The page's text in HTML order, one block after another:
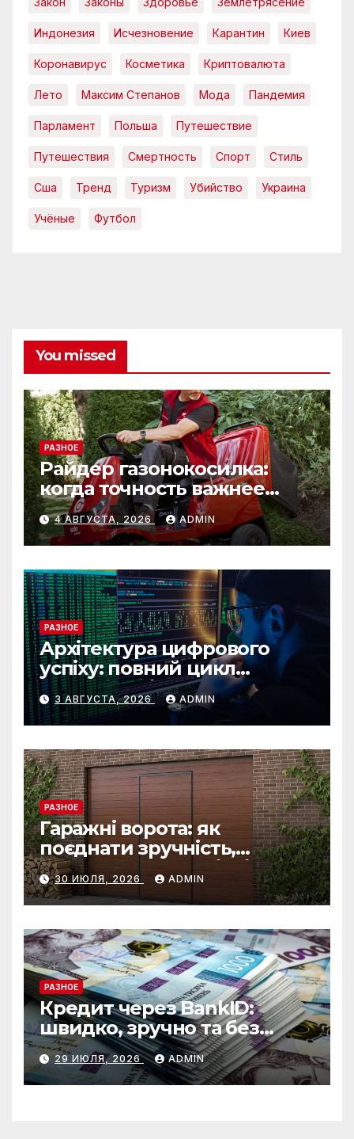
Индонезия Исчезновение Карантин Киев
Коронавирус Косметика Криптовалюта
Лето Максим Степанов Мода Пандемия
Парламент Польша Путешествие
Путешествия Смертность Спорт Стиль
Сша Тренд Туризм Убийство Украина
Учёные Футбол
You missed
РАЗНОЕ
Райдер газонокосилка:
когда точность важнее
скорости
4 АВГУСТА, 2026 ADMIN
РАЗНОЕ
Архітектура цифрового
успіху: повний цикл
розробки від IST Group
3 АВГУСТА, 2026 ADMIN
РАЗНОЕ
Гаражні ворота: як
поєднати зручність,
безпеку та довговічність
30 ИЮЛЯ, 2026 ADMIN
РАЗНОЕ
Кредит через BankID:
швидко, зручно та без
зайвих формальностей
29 ИЮЛЯ, 2026 ADMIN